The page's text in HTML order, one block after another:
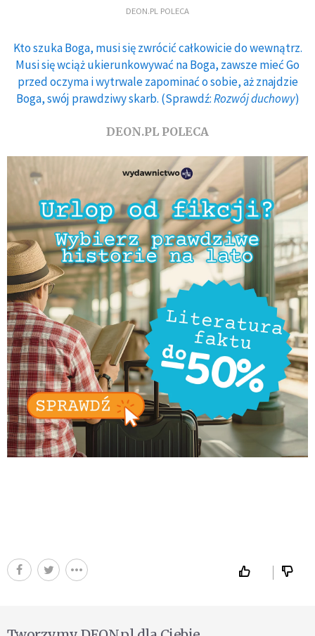
DEON.PL POLECA
Kto szuka Boga, musi się zwrócić całkowicie do wewnątrz.
Musi się wciąż ukierunkowywać na Boga, zawsze mieć Go
przed oczyma i wytrwale zapominać o sobie, aż znajdzie
Boga, swój prawdziwy skarb. (Sprawdź:Rozwój duchowy)
DEON.PL POLECA